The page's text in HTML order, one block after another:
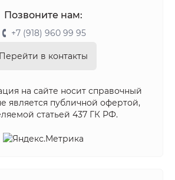
Позвоните нам:
+7 (918) 960 99 95
Перейти в контакты
на сайте носит справочный
является публичной офертой,
статьей 437 ГК РФ.